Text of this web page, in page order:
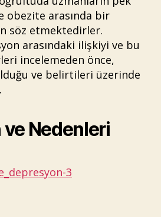
obezite arasında bir
söz etmektedirler.
arasındaki ilişkiyi ve bu
incelemeden önce,
ve belirtileri üzerinde
Nedenleri